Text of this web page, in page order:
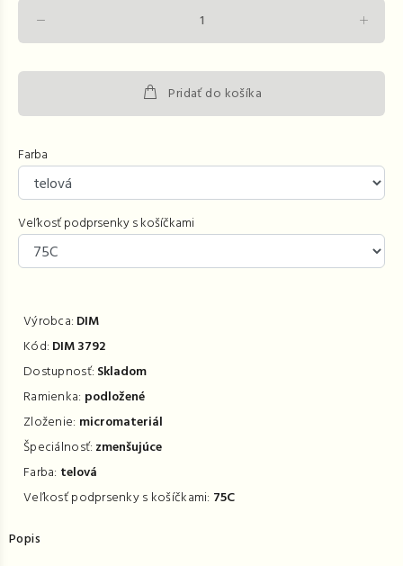
Pridať do košíka
Farba
Veľkosť podprsenky s košíčkami
Výrobca: DIM
Kód: DIM 3792
Dostupnosť: Skladom
Ramienka: podložené
Zloženie: micromateriál
Špeciálnosť: zmenšujúce
Farba: telová
Veľkosť podprsenky s košíčkami: 75C
Popis